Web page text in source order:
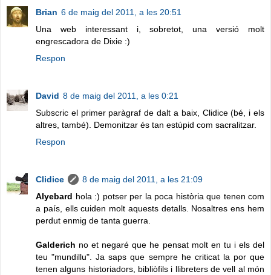
Brian 6 de maig del 2011, a les 20:51
Una web interessant i, sobretot, una versió molt
engrescadora de Dixie :)
Respon
David 8 de maig del 2011, a les 0:21
Subscric el primer paràgraf de dalt a baix, Clidice (bé, i els
altres, també). Demonitzar és tan estúpid com sacralitzar.
Respon
Clidice
8 de maig del 2011, a les 21:09
Alyebard hola :) potser per la poca història que tenen com
a país, ells cuiden molt aquests detalls. Nosaltres ens hem
perdut enmig de tanta guerra.
Galderich no et negaré que he pensat molt en tu i els del
teu "mundillu". Ja saps que sempre he criticat la por que
tenen alguns historiadors, bibliòfils i llibreters de vell al món